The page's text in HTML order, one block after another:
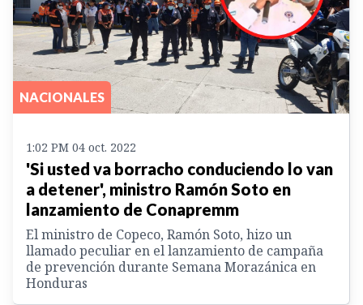
NACIONALES
1:02 PM 04 oct. 2022
'Si usted va borracho conduciendo lo van
a detener', ministro Ramón Soto en
lanzamiento de Conapremm
El ministro de Copeco, Ramón Soto, hizo un
llamado peculiar en el lanzamiento de campaña
de prevención durante Semana Morazánica en
Honduras